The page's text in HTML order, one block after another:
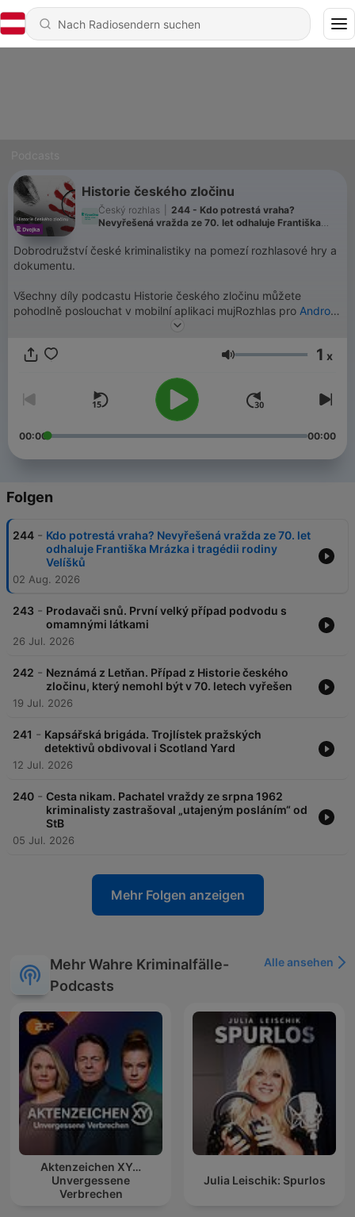
Historie českého zločinu
Český rozhlas
244 - Kdo potrestá vraha?
Nevyřešená vražda ze 70. let odhaluje Františka
Dobrodružství české kriminalistiky na pomezí rozhlasové hry a
dokumentu.
Všechny díly podcastu Historie českého zločinu můžete
pohodlně poslouchat v mobilní aplikaci mujRozhlas pro Android
mujRozhlas.cz
Lautstärke 1 x
00:00 00:00
Folgen
244 - Kdo potrestá vraha? Nevyřešená vražda ze 70. let
odhaluje Františka Mrázka i tragédii rodiny
Velíšků
02 Aug. 2026
243 - Prodavači snů. První velký případ podvodu s
omamnými látkami
26 Jul. 2026
242 - Neznámá z Letňan. Případ z Historie českého
zločinu, který nemohl být v 70. letech vyřešen
19 Jul. 2026
241 - Kapsářská brigáda. Trojlístek pražských
detektivů obdivoval i Scotland Yard
12 Jul. 2026
240 - Cesta nikam. Pachatel vraždy ze srpna 1962
kriminalisty zastrašoval „utajeným posláním“ od
StB
05 Jul. 2026
Mehr Folgen anzeigen
Mehr Wahre Kriminalfälle-
Podcasts
Alle ansehen
Aktenzeichen XY…
Unvergessene
Verbrechen
Julia Leischik: Spurlos